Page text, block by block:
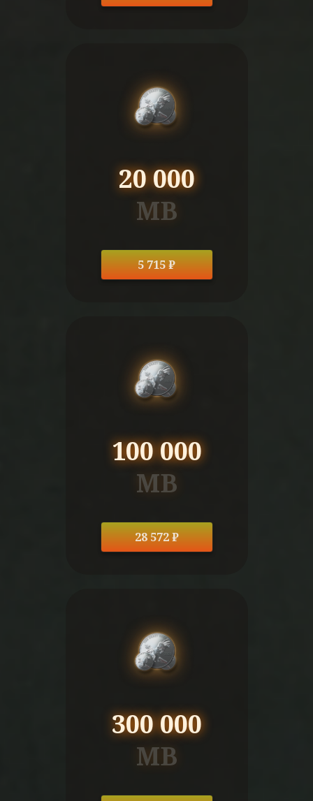
20 000
MB
5 715 ₽
100 000
MB
28 572 ₽
300 000
MB